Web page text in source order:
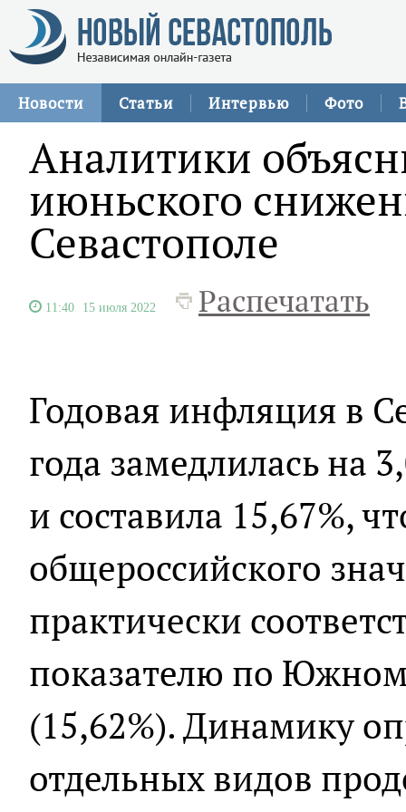
Новости Статьи Интервью Фото
Аналитики
июньского
Севастополе
11:40 15 июля 2022 Распечатать
Годовая инфляция в
года замедлилась на
и составила 15,67%,
общероссийского
практически
показателю по
(15,62%). Динамику
отдельных видов